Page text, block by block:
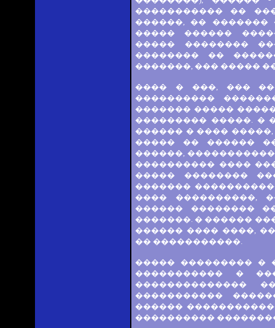
����������� ��
������, �� �������
����� ������
����� ��������
�������� ��
�������, ��� �����
���� � ���, ���
����������
������� �����
��������� �����. �
������ � ����
����� �� ������
������,
���������� ����
����� ��������
�������
���� ����������,
������ ��������
�������. � ������
������ ���� ����,
�� �����������.
����� ��������� �
����������� �
��������������
�����������
������
����������